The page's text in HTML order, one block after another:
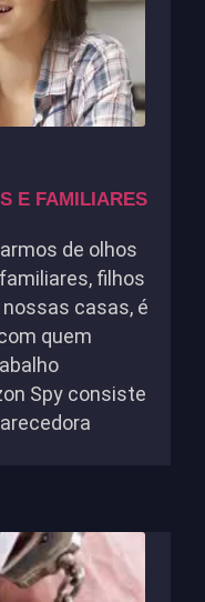
E FAMILIARES
de olhos
filhos
casas, é
quem
Spy consiste